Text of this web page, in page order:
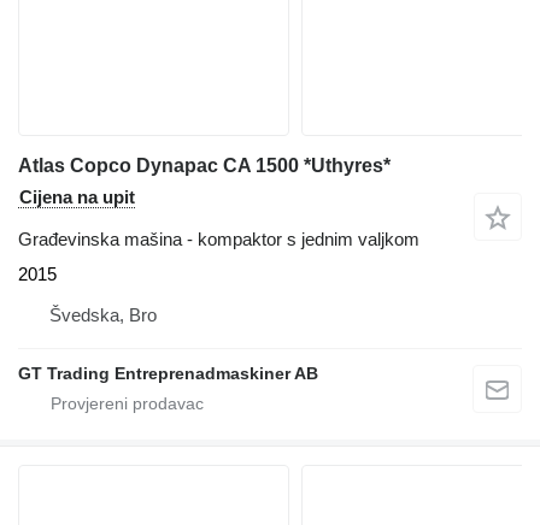
Atlas Copco Dynapac CA 1500 *Uthyres*
Cijena na upit
Građevinska mašina - kompaktor s jednim valjkom
2015
Švedska, Bro
GT Trading Entreprenadmaskiner AB